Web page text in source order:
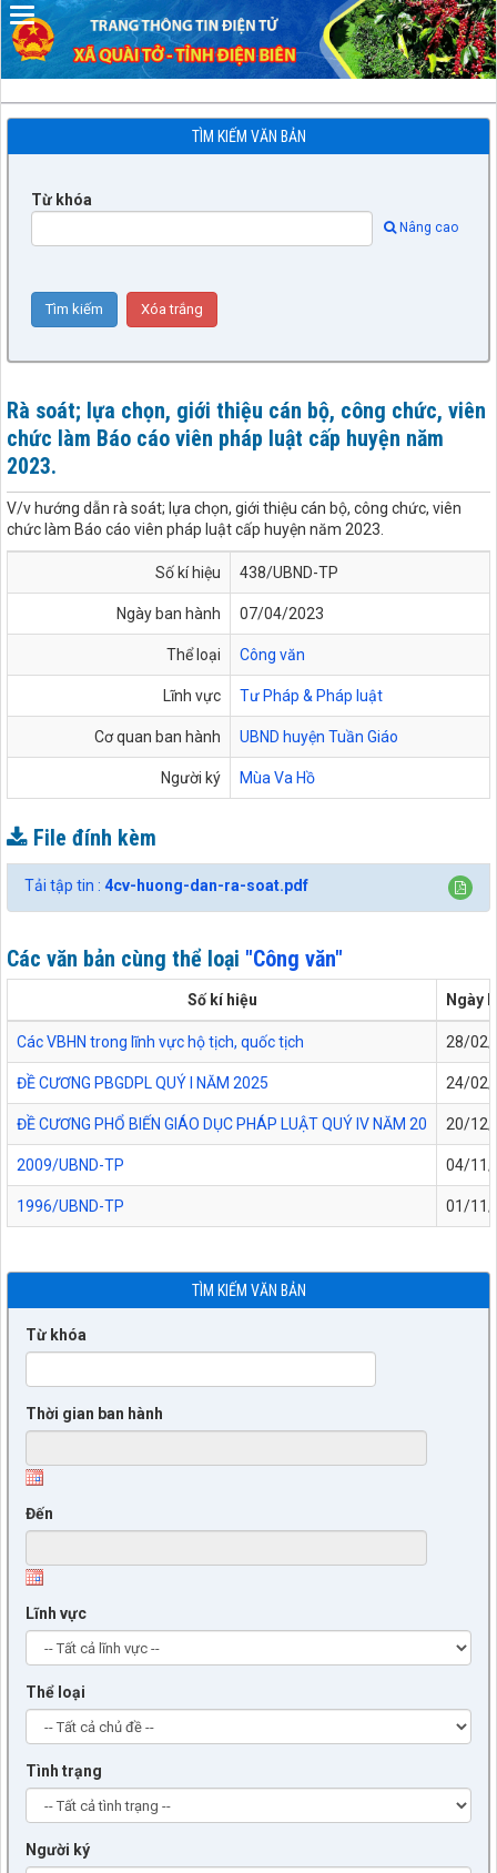
TÌM KIẾM VĂN BẢN
Từ khóa
Nâng cao
Rà soát; lựa chọn, giới thiệu cán bộ, công chức, viên
chức làm Báo cáo viên pháp luật cấp huyện năm
2023.
V/v hướng dẫn rà soát; lựa chọn, giới thiệu cán bộ, công chức, viên
chức làm Báo cáo viên pháp luật cấp huyện năm 2023.
Số kí hiệu 438/UBND-TP
Ngày ban hành 07/04/2023
Thể loại Công văn
Lĩnh vực Tư Pháp & Pháp luật
Cơ quan ban hành UBND huyện Tuần Giáo
Người ký Mùa Va Hồ
File đính kèm
Tải tập tin : 4cv-huong-dan-ra-soat.pdf
Các văn bản cùng thể loại "Công văn"
Số kí hiệu Ngày
Các VBHN trong lĩnh vực hộ tịch, quốc tịch 28/02/
ĐỀ CƯƠNG PBGDPL QUÝ I NĂM 2025 24/02/
ĐỀ CƯƠNG PHỔ BIẾN GIÁO DỤC PHÁP LUẬT QUÝ IV NĂM 20 20/12/
2009/UBND-TP 04/11/
1996/UBND-TP 01/11/
TÌM KIẾM VĂN BẢN
Từ khóa
Thời gian ban hành
Đến
Lĩnh vực
Thể loại
Tình trạng
Người ký